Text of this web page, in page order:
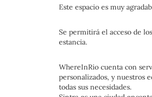
Este espacio es muy
Se permitirá el acceso de
estancia.
WhereInRio cuenta con
personalizados, y nuestros
todas sus necesidades.